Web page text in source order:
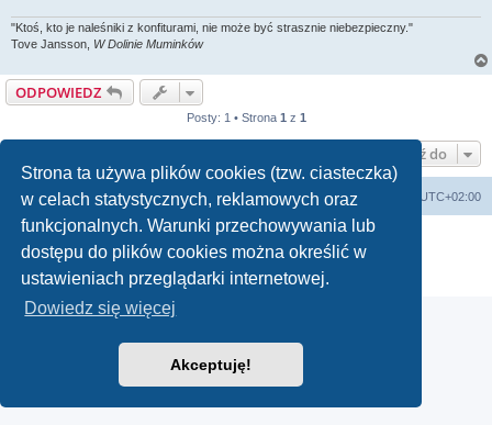
Strona ta używa plików cookies (tzw. ciasteczka)
w celach statystycznych, reklamowych oraz
funkcjonalnych. Warunki przechowywania lub
dostępu do plików cookies można określić w
ustawieniach przeglądarki internetowej.
Dowiedz się więcej
Akceptuję!
"Ktoś, kto je naleśniki z konfiturami, nie może być strasznie niebezpieczny."
Tove Jansson, W Dolinie Muminków
ODPOWIEDZ
Posty: 1 • Strona 1 z 1
Przejdź do
arkadia.rpg.pl Forum Strefa czasowa UTC+02:00
Technologię dostarczaphpBB® Forum Software © phpBB Limited
Polski pakiet językowy dostarczaphpBB.pl
Zasady ochrony danych osobowych|Regulamin